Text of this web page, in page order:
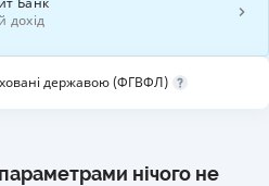
дохід
державою (ФГВФЛ)
нічого не